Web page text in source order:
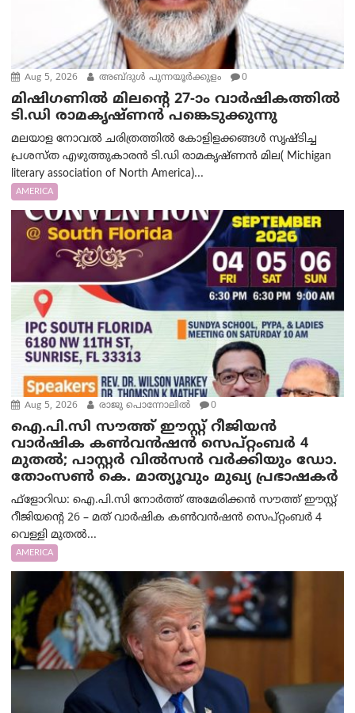
Aug 5, 2026 അബ്ദുൾ പുന്നയൂർക്കുളം 0
മിഷിഗണിൽ മിലന്റെ 27-ാം വാർഷികത്തിൽ
ടി.ഡി രാമകൃഷ്ണൻ പങ്കെടുക്കുന്നു
മലയാള നോവൽ ചരിത്രത്തിൽ കോളിളക്കങ്ങൾ സൃഷ്ടിച്ച
പ്രശസ്‌ത എഴുത്തുകാരൻ ടി.ഡി രാമകൃഷ്ണൻ മില( Michigan
literary association of North America)...
AMERICA
Aug 5, 2026 രാജു പൊന്നോലിൽ 0
ഐ.പി.സി സൗത്ത് ഈസ്റ്റ് റീജിയൻ
വാർഷിക കൺവൻഷൻ സെപ്റ്റംബർ 4
മുതൽ; പാസ്റ്റർ വിൽസൻ വർക്കിയും ഡോ.
തോംസൺ കെ. മാത്യൂവും മുഖ്യ പ്രഭാഷകർ
ഫ്ളോറിഡ: ഐ.പി.സി നോർത്ത് അമേരിക്കൻ സൗത്ത് ഈസ്റ്റ്
റീജിയന്റെ 26 – മത് വാർഷിക കൺവൻഷൻ സെപ്റ്റംബർ 4
വെള്ളി മുതൽ...
AMERICA